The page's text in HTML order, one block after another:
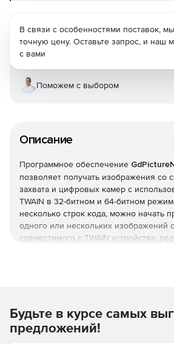
Описание
Программное обеспечение
позволяет получать изображения со
захвата и цифровых камер с
TWAIN в 32-битном и 64-битном
несколько строк кода, можно начать
одного или нескольких
совместимого с TWAIN устройства,
Вычисление и выбор источника
В связи с особенностями поставок,
точную цену. Оставьте запрос, и наш
с вами
Поможем с выбором
Будьте в курсе самых
предложений!